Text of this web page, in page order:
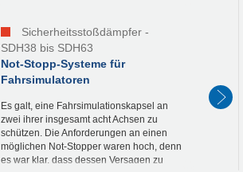
Sicherheitsstoßdämpfer -
SDH38 bis SDH63
Not-Stopp-Systeme für
Fahrsimulatoren
Es galt, eine Fahrsimulationskapsel an
zwei ihrer insgesamt acht Achsen zu
schützen. Die Anforderungen an einen
möglichen Not-Stopper waren hoch, denn
es war klar, dass dessen Versagen zu